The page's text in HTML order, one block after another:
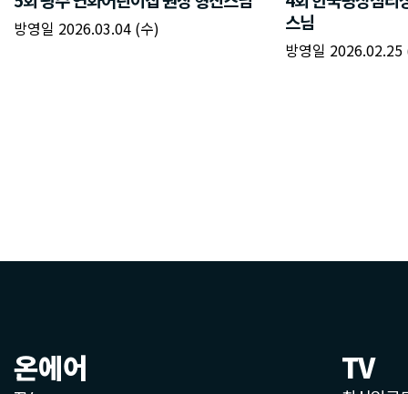
온에어 TV